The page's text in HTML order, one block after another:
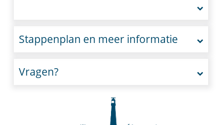
Stappenplan en meer informatie
Vragen?